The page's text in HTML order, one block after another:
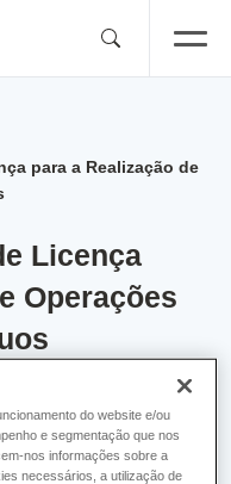
para a Realização de
Licença
Operações
Lda
do website e/ou
e segmentação que nos
nos informações sobre a
necessários, a utilização de